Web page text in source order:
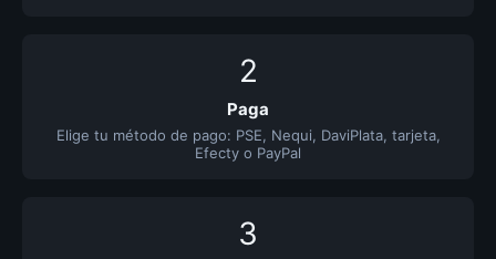
2
Paga
Elige tu método de pago: PSE, Nequi, DaviPlata, tarjeta,
Efecty o PayPal
3